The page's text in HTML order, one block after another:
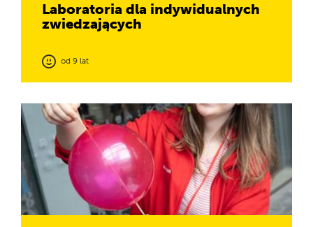
Laboratoria dla indywidualnych
zwiedzających
od 9 lat
korzystając z profesjonalnego sprzętu i uczestniczyć w
krótkich zajęciach. Polecamy już od 9. roku życia.